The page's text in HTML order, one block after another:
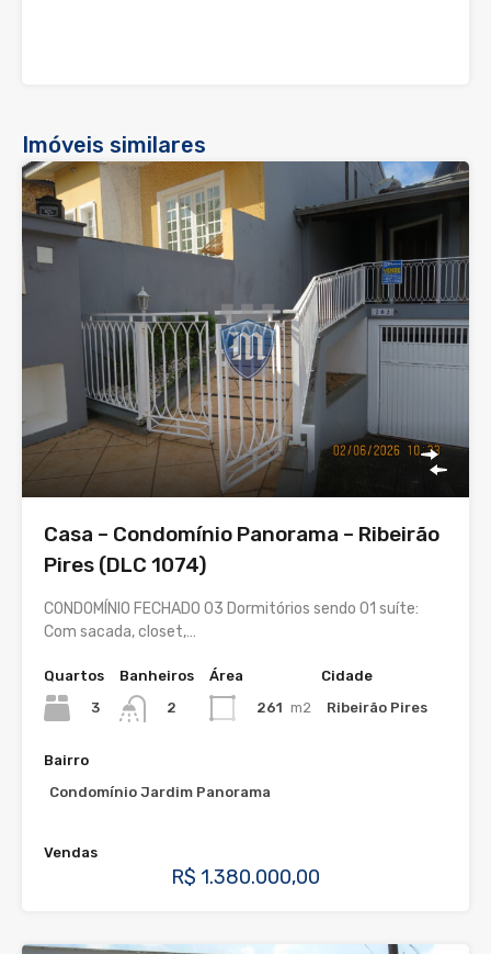
Imóveis similares
Casa – Condomínio Panorama – Ribeirão
Pires (DLC 1074)
CONDOMÍNIO FECHADO 03 Dormitórios sendo 01 suíte:
Com sacada, closet,…
Quartos
3
Banheiros
2
Área
261 m2
Cidade
Ribeirão Pires
Bairro
Condomínio Jardim Panorama
Vendas
R$ 1.380.000,00